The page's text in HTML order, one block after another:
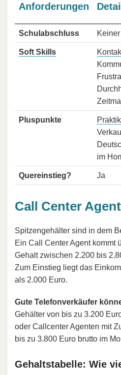
Anforderungen
Schulabschluss Keiner
Soft Skills
Pluspunkte
im
Quereinstieg? Ja
Call Center
Spitzengehälter sind in dem
Ein Call Center Agent kommt
Gehalt zwischen 2.200 bis
Zum Einstieg liegt das
als 2.000 Euro.
Gute Telefonverkäufer
Gehälter von bis zu 3.200
oder Callcenter Agenten mit
bis zu 3.800 Euro brutto im
Gehaltstabelle: Wie